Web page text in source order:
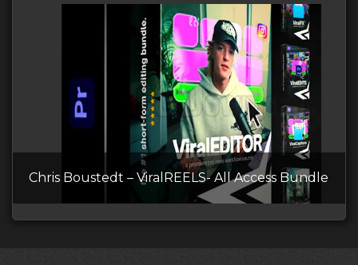
Chris Boustedt – ViralREELS- All Access Bundle